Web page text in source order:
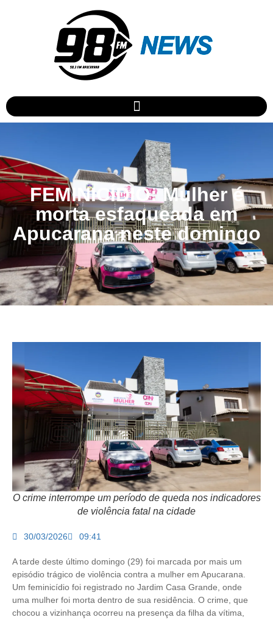
FEMINICÍDIO: Mulher é
morta esfaqueada em
Apucarana neste domingo
O crime interrompe um período de queda nos indicadores
de violência fatal na cidade
30/03/2026 09:41
A tarde deste último domingo (29) foi marcada por mais um
episódio trágico de violência contra a mulher em Apucarana.
Um feminicídio foi registrado no Jardim Casa Grande, onde
uma mulher foi morta dentro de sua residência. O crime, que
chocou a vizinhança ocorreu na presença da filha da vítima,